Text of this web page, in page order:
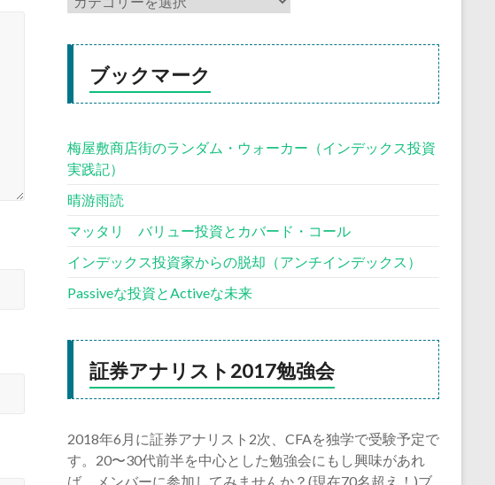
ブックマーク
梅屋敷商店街のランダム・ウォーカー（インデックス投資
実践記）
晴游雨読
マッタリ バリュー投資とカバード・コール
インデックス投資家からの脱却（アンチインデックス）
Passiveな投資とActiveな未来
証券アナリスト2017勉強会
2018年6月に証券アナリスト2次、CFAを独学で受験予定で
す。20〜30代前半を中心とした勉強会にもし興味があれ
ば、メンバーに参加してみませんか？(現在70名超え！)ブ